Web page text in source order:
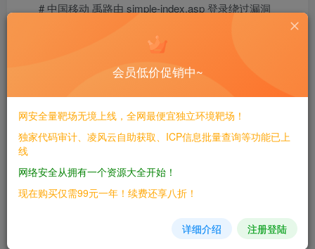
# 中国移动 禹路由 simple-index.asp 登录绕过漏洞
中国移动 禹路由 simple-index.asp 存在登录绕过，可以
查看wifi信息。
## 漏洞影响
> 中国移动 禹路由
会员低价促销中~
网安全量靶场无境上线，全网最便宜独立环境靶场！
独家代码审计、凌风云自助获取、ICP信息批量查询等功能已上
线
网络安全从拥有一个资源大全开始！
现在购买仅需99元一年！续费还享八折！
详细介绍 注册登陆